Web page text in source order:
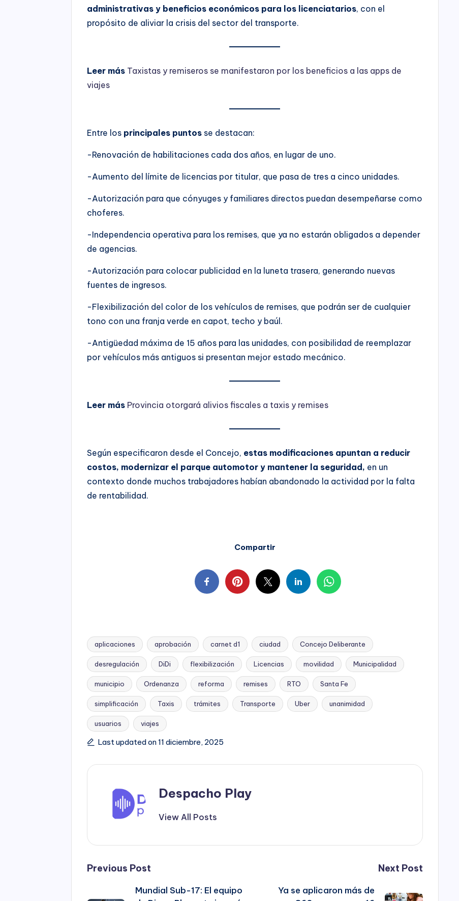
administrativas y beneficios económicos para los licenciatarios, con el
propósito de aliviar la crisis del sector del transporte.
Leer más Taxistas y remiseros se manifestaron por los beneficios a las apps de
viajes
Entre los principales puntos se destacan:
-Renovación de habilitaciones cada dos años, en lugar de uno.
-Aumento del límite de licencias por titular, que pasa de tres a cinco unidades.
-Autorización para que cónyuges y familiares directos puedan desempeñarse como
choferes.
-Independencia operativa para los remises, que ya no estarán obligados a depender
de agencias.
-Autorización para colocar publicidad en la luneta trasera, generando nuevas
fuentes de ingresos.
-Flexibilización del color de los vehículos de remises, que podrán ser de cualquier
tono con una franja verde en capot, techo y baúl.
-Antigüedad máxima de 15 años para las unidades, con posibilidad de reemplazar
por vehículos más antiguos si presentan mejor estado mecánico.
Leer más Provincia otorgará alivios fiscales a taxis y remises
Según especificaron desde el Concejo, estas modificaciones apuntan a reducir
costos, modernizar el parque automotor y mantener la seguridad, en un
contexto donde muchos trabajadores habían abandonado la actividad por la falta
de rentabilidad.
Compartir
Tags:
aplicaciones aprobación carnet d1 ciudad Concejo Deliberante
desregulación DiDi flexibilización Licencias movilidad Municipalidad
municipio Ordenanza reforma remises RTO Santa Fe
simplificación Taxis trámites Transporte Uber unanimidad
usuarios viajes
Last updated on 11 diciembre, 2025
Despacho Play
View All Posts
Post
Previous Post
Mundial Sub-17: El equipo
Next Post
Ya se aplicaron más de